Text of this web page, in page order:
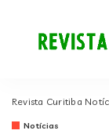
Revista Curitiba
Notícias